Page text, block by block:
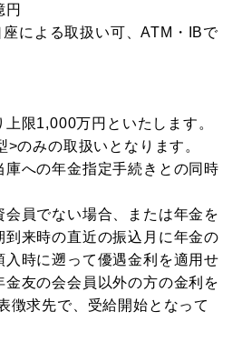
円
による取扱い可、ATM ・ IBで
上限1,000万円といたします。
>のみの取扱いとなります。
への年金指定手続きとの同時
員でない場合、または年金を
到来時の直近の振込月に年金の
時に遡って優遇金利を適用せ
友の会会員以外の方の金利を
徴求先で、受給開始となって